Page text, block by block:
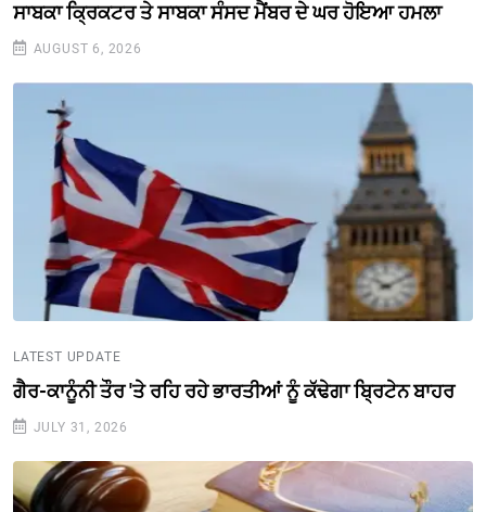
ਸਾਬਕਾ ਕ੍ਰਿਕਟਰ ਤੇ ਸਾਬਕਾ ਸੰਸਦ ਮੈਂਬਰ ਦੇ ਘਰ ਹੋਇਆ ਹਮਲਾ
AUGUST 6, 2026
LATEST UPDATE
ਗੈਰ-ਕਾਨੂੰਨੀ ਤੌਰ 'ਤੇ ਰਹਿ ਰਹੇ ਭਾਰਤੀਆਂ ਨੂੰ ਕੱਢੇਗਾ ਬ੍ਰਿਟੇਨ ਬਾਹਰ
JULY 31, 2026